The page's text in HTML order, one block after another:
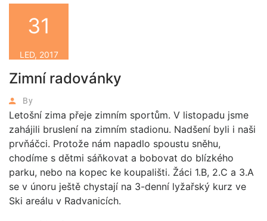
Zimní radovánky
By
31
LED, 2017
Letošní zima přeje zimním sportům. V listopadu jsme
zahájili bruslení na zimním stadionu. Nadšení byli i naši
prvňáčci. Protože nám napadlo spoustu sněhu,
chodíme s dětmi sáňkovat a bobovat do blízkého
parku, nebo na kopec ke koupališti. Žáci 1.B, 2.C a 3.A
se v únoru ještě chystají na 3-denní lyžařský kurz ve
Ski areálu v Radvanicích.